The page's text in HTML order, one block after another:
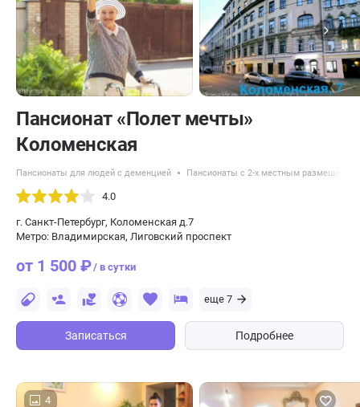
Пансионат «Полет мечты»
Коломенская
Пансионаты для людей с деменцией Пансионаты с 2-х местным размещением
4.0
г. Санкт-Петербург, Коломенская д.7
Метро: Владимирская, Лиговский проспект
от 1 500 ₽/ в сутки
еще 7
Записаться Подробнее
4